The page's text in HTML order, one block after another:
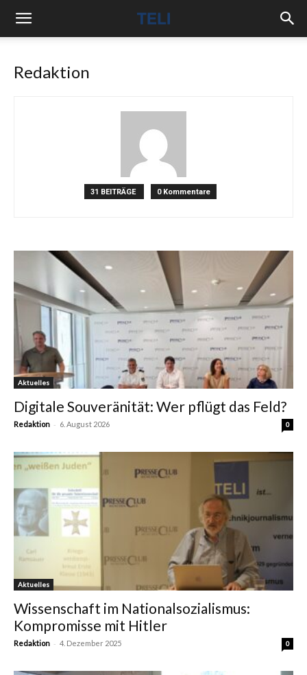
Redaktion
31 BEITRÄGE 0 Kommentare
Aktuelles
Digitale Souveränität: Wer pflügt das Feld?
Redaktion - 6. August 2026 0
Aktuelles
Wissenschaft im Nationalsozialismus:
Kompromisse mit Hitler
Redaktion - 4. Dezember 2025 0